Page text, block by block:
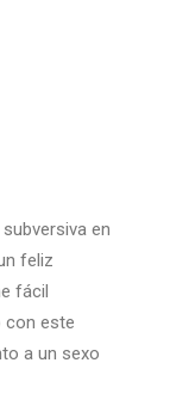
de tinta -con
poco
de la
quitarse la
en
feliz
fácil
con este
a un sexo